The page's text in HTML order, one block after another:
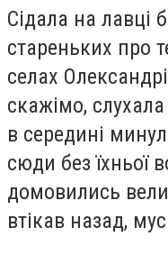
Сідала на лавці
стареньких про
селах
скажімо, слухала
в середині
сюди без їхньої
домовились
втікав назад,